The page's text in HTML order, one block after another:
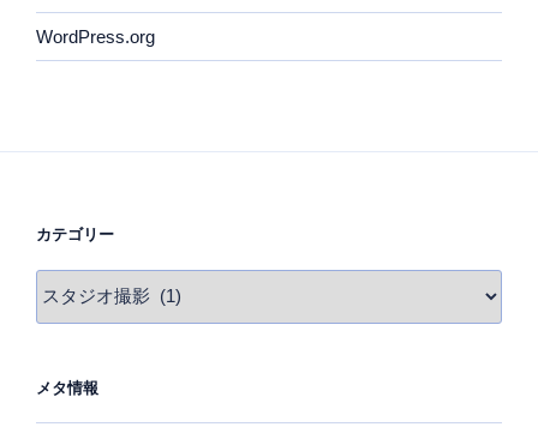
WordPress.org
カテゴリー
ー
メタ情報